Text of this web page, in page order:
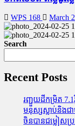
WPS 168 March
Search
Recent Posts
រញ្ជួយដីកម្រិត​ 7.1
មនុស្សស្លាប់​និង​ជា
ចិនបានជម្លៀសប្